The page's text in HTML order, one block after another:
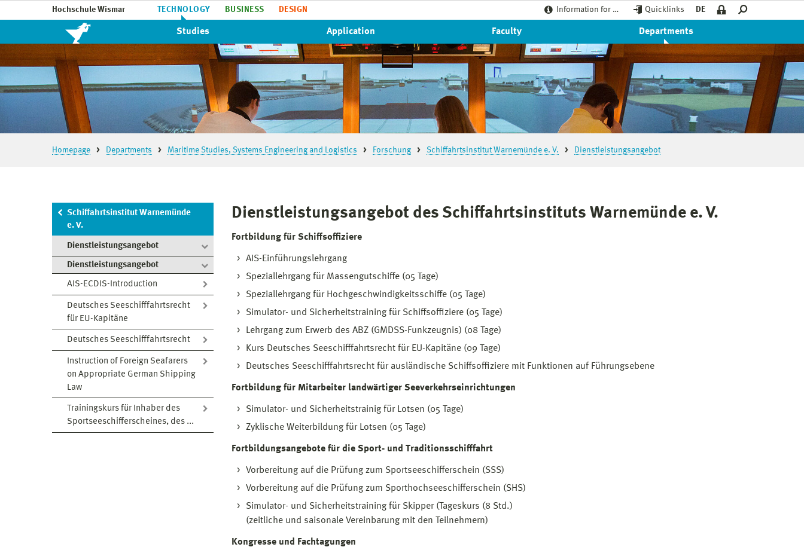
Hochschule Wismar TECHNOLOGY BUSINESS DESIGN Information for … Quicklinks DE
Studies Application Faculty Departments
Homepage Departments Maritime Studies, Systems Engineering and Logistics Forschung Schiffahrtsinstitut Warnemünde e. V. Dienstleistungsangebot
Schiffahrtsinstitut Warnemünde
e. V.
Dienstleistungsangebot
Dienstleistungsangebot
AIS-ECDIS-Introduction
Deutsches Seeschifffahrtsrecht
für EU-Kapitäne
Deutsches Seeschifffahrtsrecht
Instruction of Foreign Seafarers
on Appropriate German Shipping
Law
Trainingskurs für Inhaber des
Sportseeschifferscheines, des ...
Dienstleistungsangebot des Schiffahrtsinstituts Warnemünde e. V.
Fortbildung für Schiffsoffiziere
AIS-Einführungslehrgang
Speziallehrgang für Massengutschiffe (05 Tage)
Speziallehrgang für Hochgeschwindigkeitsschiffe (05 Tage)
Simulator- und Sicherheitstraining für Schiffsoffiziere (05 Tage)
Lehrgang zum Erwerb des ABZ (GMDSS-Funkzeugnis) (08 Tage)
Kurs Deutsches Seeschifffahrtsrecht für EU-Kapitäne (09 Tage)
Deutsches Seeschifffahrtsrecht für ausländische Schiffsoffiziere mit Funktionen auf Führungsebene
Fortbildung für Mitarbeiter landwärtiger Seeverkehrseinrichtungen
Simulator- und Sicherheitstrainig für Lotsen (05 Tage)
Zyklische Weiterbildung für Lotsen (05 Tage)
Fortbildungsangebote für die Sport- und Traditionsschifffahrt
Vorbereitung auf die Prüfung zum Sportseeschifferschein (SSS)
Vorbereitung auf die Prüfung zum Sporthochseeschifferschein (SHS)
Simulator- und Sicherheitstraining für Skipper (Tageskurs (8 Std.)
(zeitliche und saisonale Vereinbarung mit den Teilnehmern)
Kongresse und Fachtagungen